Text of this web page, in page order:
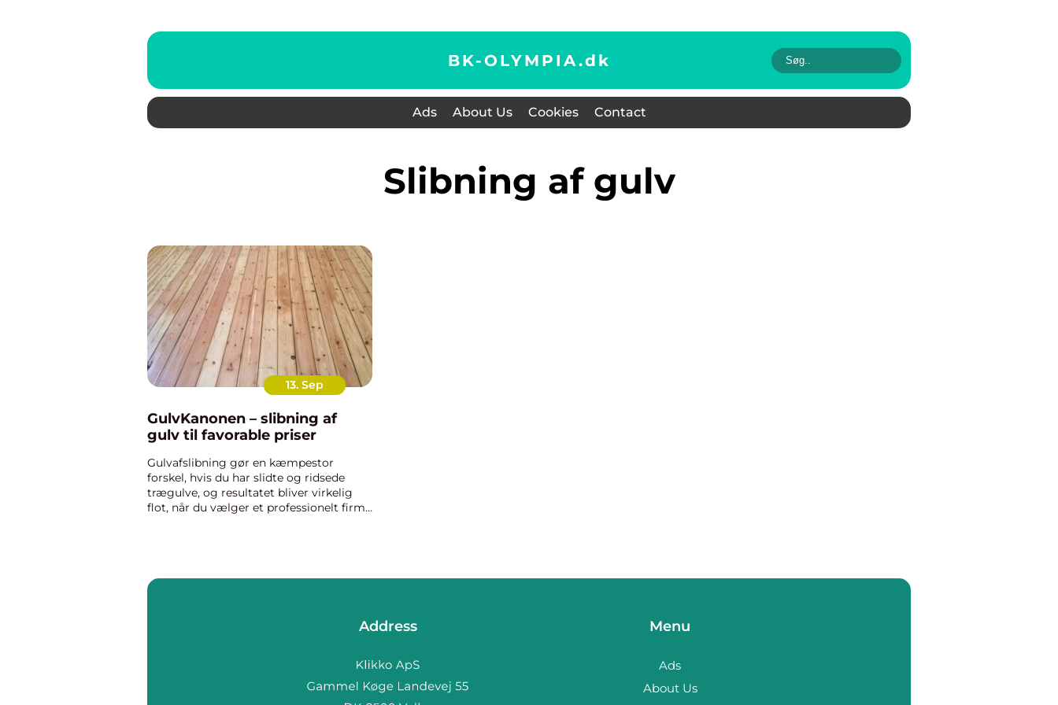
BK-OLYMPIA.dk
Ads About Us Cookies Contact
slibning af gulv
13. Sep
GulvKanonen – slibning af
gulv til favorable priser
Gulvafslibning gør en kæmpestor
forskel, hvis du har slidte og ridsede
trægulve, og resultatet bliver virkelig
flot, når du vælger et professionelt firma
Address Menu
Ads
About Us